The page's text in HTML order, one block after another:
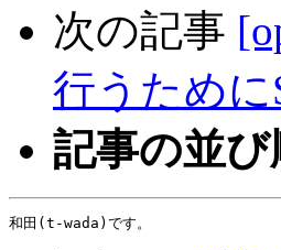
次の記事
行うため
記事の並び
和田(t-wada)です。